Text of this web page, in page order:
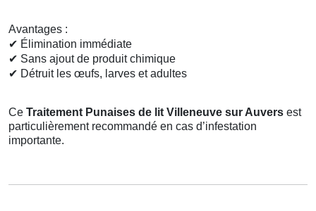
Avantages :
✔ Élimination immédiate
✔ Sans ajout de produit chimique
✔ Détruit les œufs, larves et adultes
Ce Traitement Punaises de lit Villeneuve sur Auvers est
particulièrement recommandé en cas d’infestation
importante.